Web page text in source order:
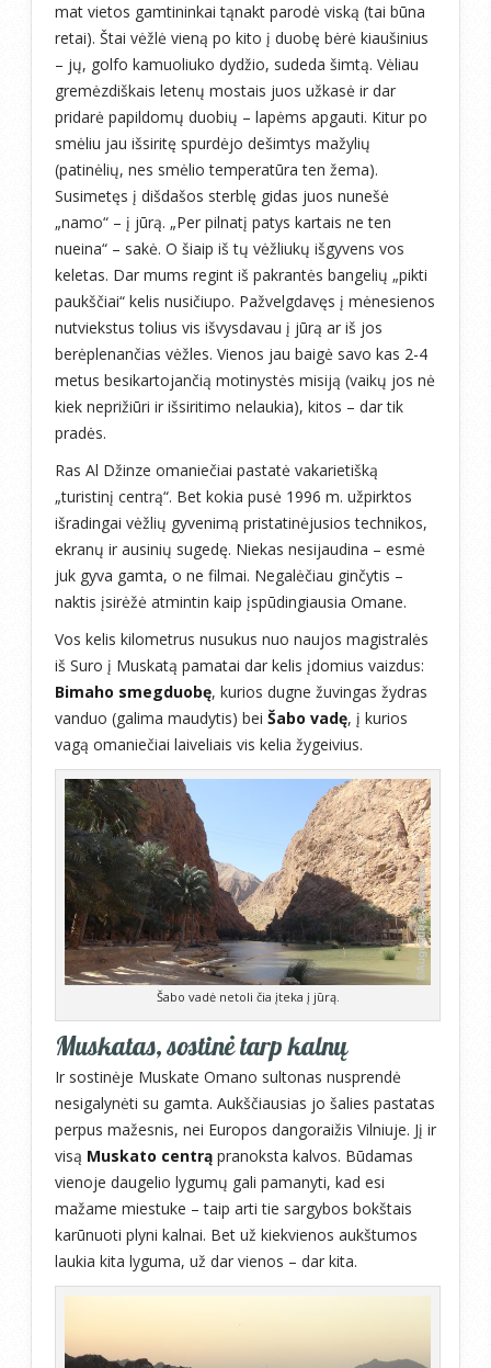
mat vietos gamtininkai tąnakt parodė viską (tai būna
retai). Štai vėžlė vieną po kito į duobę bėrė kiaušinius
– jų, golfo kamuoliuko dydžio, sudeda šimtą. Vėliau
gremėzdiškais letenų mostais juos užkasė ir dar
pridarė papildomų duobių – lapėms apgauti. Kitur po
smėliu jau išsiritę spurdėjo dešimtys mažylių
(patinėlių, nes smėlio temperatūra ten žema).
Susimetęs į dišdašos sterblę gidas juos nunešė
„namo“ – į jūrą. „Per pilnatį patys kartais ne ten
nueina“ – sakė. O šiaip iš tų vėžliukų išgyvens vos
keletas. Dar mums regint iš pakrantės bangelių „pikti
paukščiai“ kelis nusičiupo. Pažvelgdavęs į mėnesienos
nutviekstus tolius vis išvysdavau į jūrą ar iš jos
berėplenančias vėžles. Vienos jau baigė savo kas 2-4
metus besikartojančią motinystės misiją (vaikų jos nė
kiek neprižiūri ir išsiritimo nelaukia), kitos – dar tik
pradės.
Ras Al Džinze omaniečiai pastatė vakarietišką
„turistinį centrą“. Bet kokia pusė 1996 m. užpirktos
išradingai vėžlių gyvenimą pristatinėjusios technikos,
ekranų ir ausinių sugedę. Niekas nesijaudina – esmė
juk gyva gamta, o ne filmai. Negalėčiau ginčytis –
naktis įsirėžė atmintin kaip įspūdingiausia Omane.
Vos kelis kilometrus nusukus nuo naujos magistralės
iš Suro į Muskatą pamatai dar kelis įdomius vaizdus:
Bimaho smegduobę, kurios dugne žuvingas žydras
vanduo (galima maudytis) bei Šabo vadę, į kurios
vagą omaniečiai laiveliais vis kelia žygeivius.
Šabo vadė netoli čia įteka į jūrą.
Muskatas, sostinė tarp kalnų
Ir sostinėje Muskate Omano sultonas nusprendė
nesigalynėti su gamta. Aukščiausias jo šalies pastatas
perpus mažesnis, nei Europos dangoraižis Vilniuje. Jį ir
visą Muskato centrą pranoksta kalvos. Būdamas
vienoje daugelio lygumų gali pamanyti, kad esi
mažame miestuke – taip arti tie sargybos bokštais
karūnuoti plyni kalnai. Bet už kiekvienos aukštumos
laukia kita lyguma, už dar vienos – dar kita.